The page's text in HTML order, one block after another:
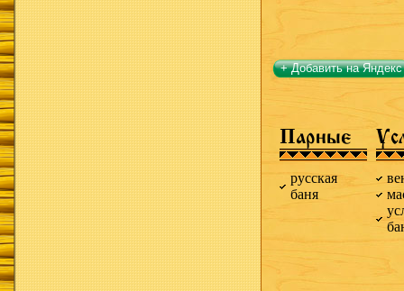
+ Добавить на Яндекс
Парные
русская
баня